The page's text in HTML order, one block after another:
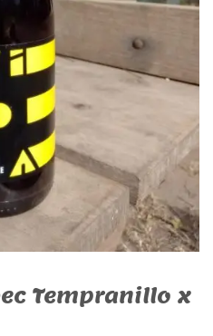
Tempranillo x